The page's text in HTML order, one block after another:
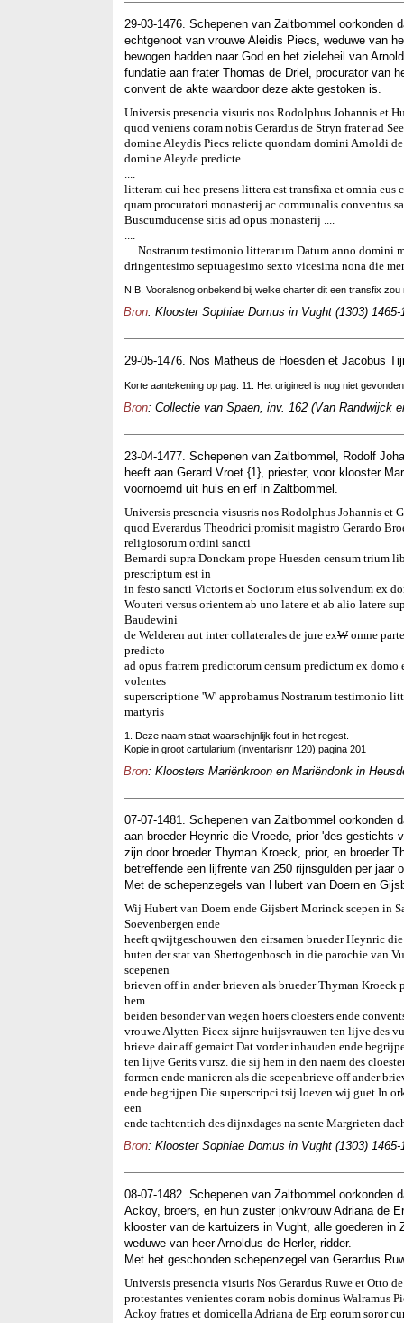
29-03-1476. Schepenen van Zaltbommel oorkonden
echtgenoot van vrouwe Aleidis Piecs, weduwe van
bewogen hadden naar God en het zieleheil van
fundatie aan frater Thomas de Driel, procurator van
convent de akte waardoor deze akte gestoken is.
Universis presencia visuris nos Rodolphus Johannis et
quod veniens coram nobis Gerardus de Stryn frater ad
domine Aleydis Piecs relicte quondam domini Arnoldi
domine Aleyde predicte ....
....
litteram cui hec presens littera est transfixa et omnia
quam procuratori monasterij ac communalis conventus
Buscumducense sitis ad opus monasterij ....
....
.... Nostrarum testimonio litterarum Datum anno domini
dringentesimo septuagesimo sexto vicesima nona die
N.B. Vooralsnog onbekend bij welke charter dit een transfix zou
Bron: Klooster Sophiae Domus in Vught (1303)
29-05-1476. Nos Matheus de Hoesden et Jacobus
Korte aantekening op pag. 11. Het origineel is nog niet
Bron: Collectie van Spaen, inv. 162 (Van Randwijck
23-04-1477. Schepenen van Zaltbommel, Rodolf
heeft aan Gerard Vroet {1}, priester, voor klooster
voornoemd uit huis en erf in Zaltbommel.
Universis presencia visusris nos Rodolphus Johannis et
quod Everardus Theodrici promisit magistro Gerardo
religiosorum ordini sancti
Bernardi supra Donckam prope Huesden censum trium
prescriptum est in
in festo sancti Victoris et Sociorum eius solvendum ex
Wouteri versus orientem ab uno latere et ab alio latere
Baudewini
de Welderen aut inter collaterales de jure exW omne
predicto
ad opus fratrem predictorum censum predictum ex domo
volentes
superscriptione 'W' approbamus Nostrarum testimonio
martyris
1. Deze naam staat waarschijnlijk fout in het regest.
Kopie in groot cartularium (inventarisnr 120) pagina 201
Bron: Kloosters Mariënkroon en Mariëndonk in
07-07-1481. Schepenen van Zaltbommel oorkonden
aan broeder Heynric die Vroede, prior 'des gestichts
zijn door broeder Thyman Kroeck, prior, en broeder
betreffende een lijfrente van 250 rijnsgulden per jaar
Met de schepenzegels van Hubert van Doern en
Wij Hubert van Doern ende Gijsbert Morinck scepen in
Soevenbergen ende
heeft qwijtgeschouwen den eirsamen brueder Heynric
buten der stat van Shertogenbosch in die parochie van
scepenen
brieven off in ander brieven als brueder Thyman Kroeck
hem
beiden besonder van wegen hoers cloesters ende
vrouwe Alytten Piecx sijnre huijsvrauwen ten lijve des
brieve dair aff gemaict Dat vorder inhauden ende
ten lijve Gerits vursz. die sij hem in den naem des
formen ende manieren als die scepenbrieve off ander
ende begrijpen Die superscripci tsij loeven wij guet In
een
ende tachtentich des dijnxdages na sente Margrieten
Bron: Klooster Sophiae Domus in Vught (1303)
08-07-1482. Schepenen van Zaltbommel oorkonden
Ackoy, broers, en hun zuster jonkvrouw Adriana de
klooster van de kartuizers in Vught, alle goederen
weduwe van heer Arnoldus de Herler, ridder.
Met het geschonden schepenzegel van Gerardus
Universis presencia visuris Nos Gerardus Ruwe et Otto
protestantes venientes coram nobis dominus Walramus
Ackoy fratres et domicella Adriana de Erp eorum soror